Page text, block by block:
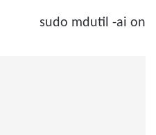
sudo mdutil -ai on